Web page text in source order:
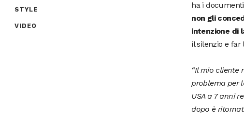
STYLE
VIDEO
ha i
non gli
intenzione di
il silenzio e far
“Il mio cliente
problema per
USA a 7 anni
dopo è